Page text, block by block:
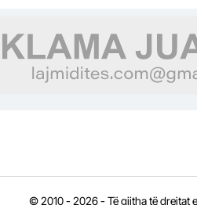
© 2010 - 2026 - Të gjitha të drejtat